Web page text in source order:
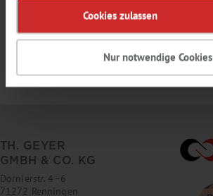
Cookies zulassen
Nur notwendige Cookies
TH. GEYER
GMBH & CO. KG
Dornierstr. 4–6
71272 Renningen